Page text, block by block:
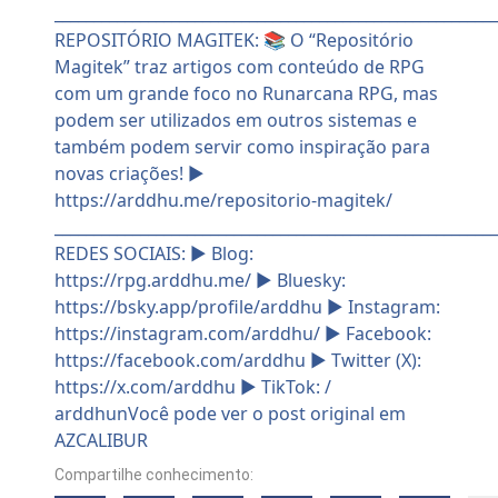
Compartilhe conhecimento: